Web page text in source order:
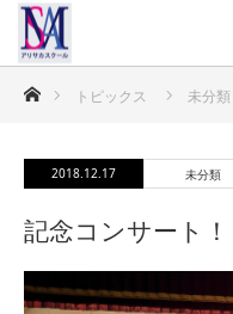
ホームトピックス 未分類
2018.12.17 未分類
記念コンサート！